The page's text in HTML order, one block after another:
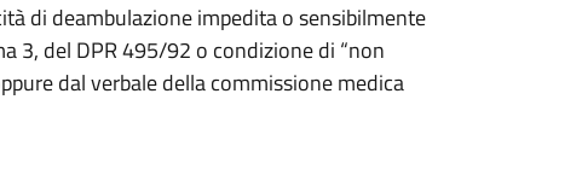
di deambulazione impedita o sensibilmente
3, del DPR 495/92 o condizione di “non
dal verbale della commissione medica